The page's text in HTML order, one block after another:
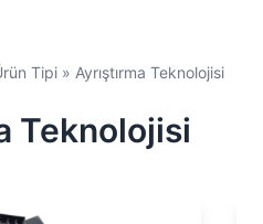
Tipi » Ayrıştırma Teknolojisi
Teknolojisi